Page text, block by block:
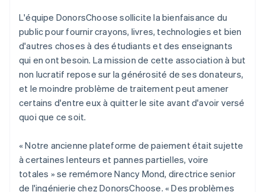
L'équipe DonorsChoose sollicite la bienfaisance du
public pour fournir crayons, livres, technologies et bien
d'autres choses à des étudiants et des enseignants
qui en ont besoin. La mission de cette association à but
non lucratif repose sur la générosité de ses donateurs,
et le moindre problème de traitement peut amener
certains d'entre eux à quitter le site avant d'avoir versé
quoi que ce soit.
« Notre ancienne plateforme de paiement était sujette
à certaines lenteurs et pannes partielles, voire
totales » se remémore Nancy Mond, directrice senior
de l'ingénierie chez DonorsChoose. « Des problèmes